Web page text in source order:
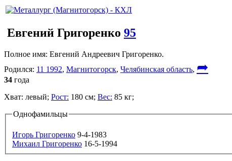
Евгений Григоренко 95
Полное имя: Евгений Андреевич Григоренко.
Родился: 11 1992, Магнитогорск, Челябинская область, ➦
34 года
Хват: левый; Рост: 180 см; Вес: 85 кг;
Однофамильцы
Игорь Григоренко 9-4-1983
Михаил Григоренко 16-5-1994